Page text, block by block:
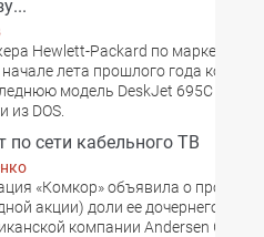
Hewlett-Packard по маркетингу
лета прошлого года
модель DeskJet 695C со
из DOS.
по сети кабельного ТВ
«Комкор» объявила о продаже
акции) доли ее дочернего
компании Andersen Group.